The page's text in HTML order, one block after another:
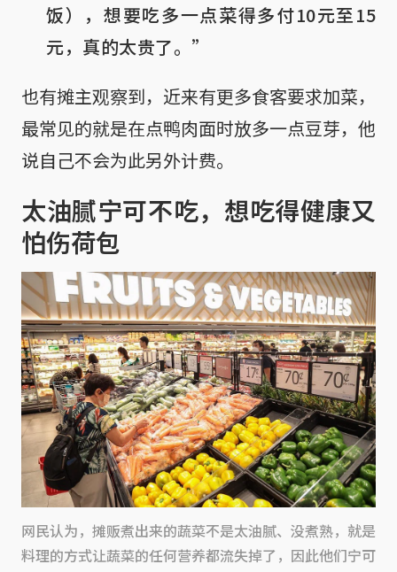
饭），想要吃多一点菜得多付10元至15
元，真的太贵了。”
也有摊主观察到，近来有更多食客要求加菜，
最常见的就是在点鸭肉面时放多一点豆芽，他
说自己不会为此另外计费。
太油腻宁可不吃，想吃得健康又
怕伤荷包
网民认为，摊贩煮出来的蔬菜不是太油腻、没煮熟，就是
料理的方式让蔬菜的任何营养都流失掉了，因此他们宁可